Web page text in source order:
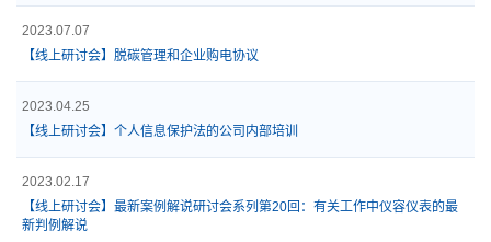
2023.07.07
【线上研讨会】脱碳管理和企业购电协议
2023.04.25
【线上研讨会】个人信息保护法的公司内部培训
2023.02.17
【线上研讨会】最新案例解说研讨会系列第20回：有关工作中仪容仪表的最
新判例解说